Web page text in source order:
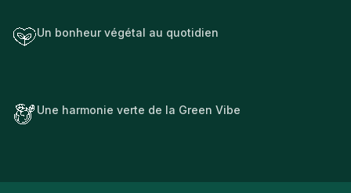
Un bonheur végétal au quotidien
Une harmonie verte de la Green Vibe